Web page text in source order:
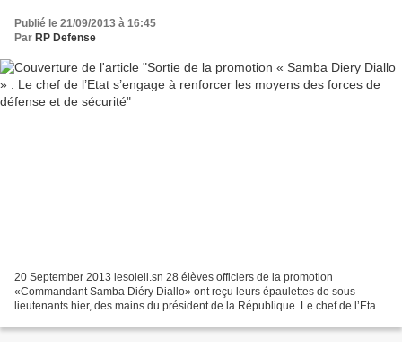
Publié le 21/09/2013 à 16:45
Par RP Defense
20 September 2013 lesoleil.sn 28 élèves officiers de la promotion
«Commandant Samba Diéry Diallo» ont reçu leurs épaulettes de sous-
lieutenants hier, des mains du président de la République. Le chef de l’Etat